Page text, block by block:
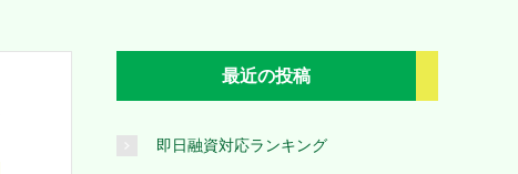
最近の投稿
即日融資対応ランキング